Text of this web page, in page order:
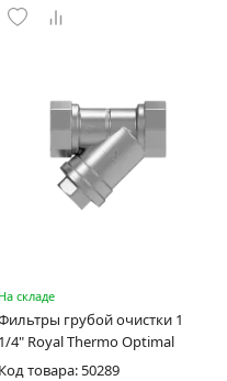
На складе
грубой очистки 1
1/4" Royal Thermo Optimal
Код товара: 50289